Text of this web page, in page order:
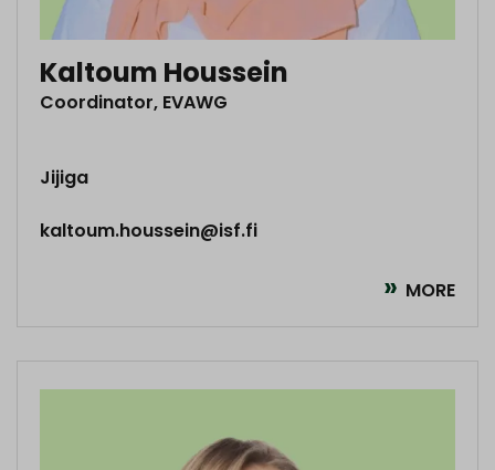
Kaltoum Houssein
Coordinator, EVAWG
Jijiga
kaltoum.houssein@isf.fi
MORE